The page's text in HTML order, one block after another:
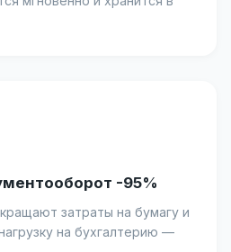
-95%
затраты на бумагу и
на бухгалтерию —